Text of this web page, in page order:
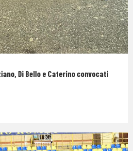
Di Bello e Caterino convocati